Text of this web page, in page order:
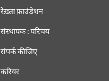
रेख़्ता फ़ाउंडेशन
संस्थापक : परिचय
संपर्क कीजिए
करियर